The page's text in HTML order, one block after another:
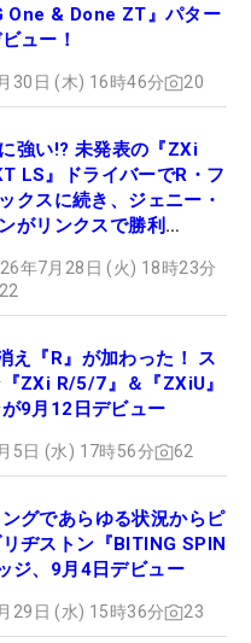
One & Done ZT』パター
ュー！
30日 (木) 16時46分 20
強い!? 未発表の『ZXi
LS』ドライバーでR・フ
クスに続き、ジェニー・
がリンクスで勝利
年7月28日 (火) 18時23分
22
え『R』が加わった！ ス
ZXi R/5/7』＆『ZXiU』
9月12日デビュー
5日 (水) 17時56分 62
グであらゆる状況からピ
ヂストン『BITING SPIN
ジ、9月4日デビュー
29日 (水) 15時36分 23